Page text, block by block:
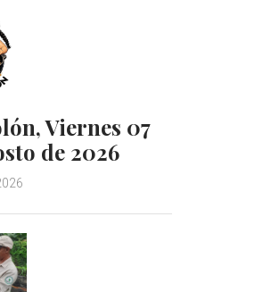
Viernes 07
de 2026